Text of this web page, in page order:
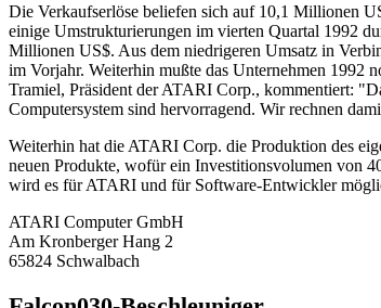
Die Verkaufserlöse beliefen sich auf 10,1 Millionen
einige Umstrukturierungen im vierten Quartal 1992
Millionen US$. Aus dem niedrigeren Umsatz in
im Vorjahr. Weiterhin mußte das Unternehmen 1992
Tramiel, Präsident der ATARI Corp., kommentiert:
Computersystem sind hervorragend. Wir rechnen
Weiterhin hat die ATARI Corp. die Produktion des
neuen Produkte, wofür ein Investitionsvolumen von
wird es für ATARI und für Software-Entwickler
ATARI Computer GmbH
Am Kronberger Hang 2
65824 Schwalbach